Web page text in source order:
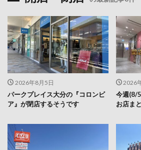
2026年8月5日
パークプレイス大分の『コロンビ
ア』が閉店するそうです
2026
今週(8/
お店ま